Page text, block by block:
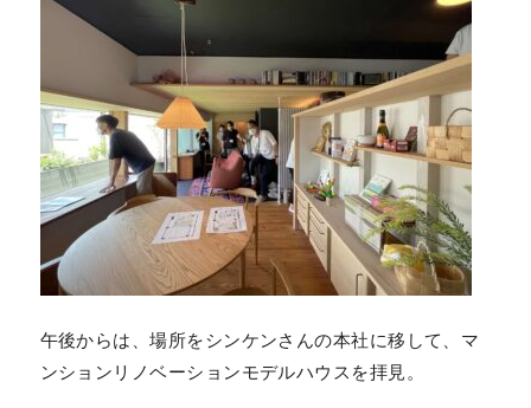
午後からは、場所をシンケンさんの本社に移して、マ
ンションリノベーションモデルハウスを拝見。